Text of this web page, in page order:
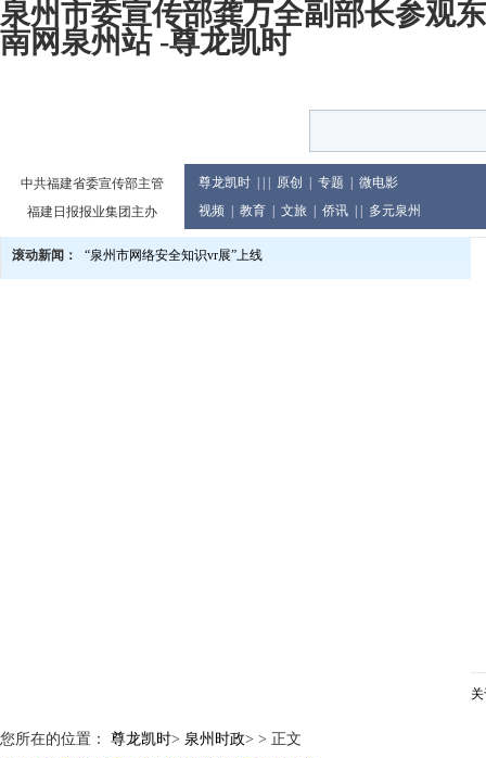
泉州市委宣传部龚万全副部长参观东
南网泉州站 -尊龙凯时
中共福建省委宣传部主管
福建日报报业集团主办
尊龙凯时 原创 专题
微电影
视频
教育 文旅 侨讯 多元泉州
滚动新闻： “泉州市网络安全知识vr展”上线
您所在的位置： 尊龙凯时> 泉州时政> > 正文